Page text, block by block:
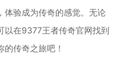
体验成为传奇的感觉。无论
以在9377王者传奇官网找到
传奇之旅吧！